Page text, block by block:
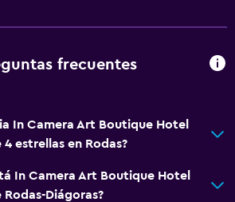
frecuentes
In Camera Art Boutique Hotel
estrellas en Rodas?
In Camera Art Boutique Hotel
Diágoras?